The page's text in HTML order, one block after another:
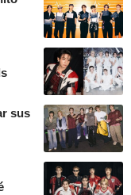
sus